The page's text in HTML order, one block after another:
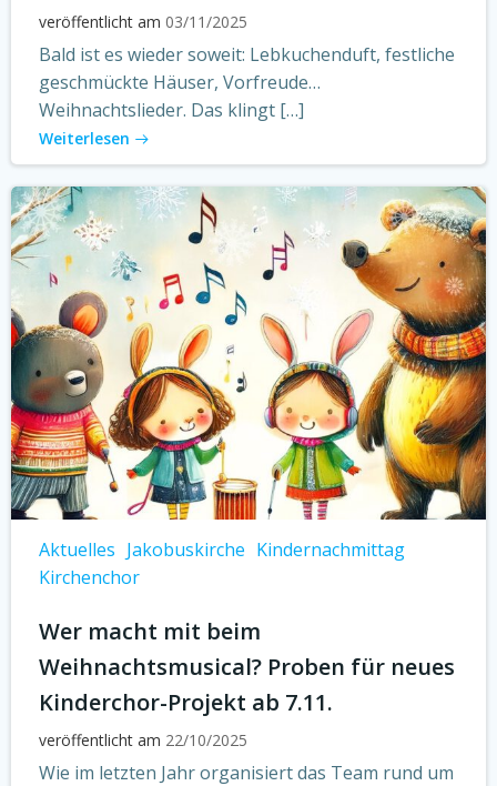
veröffentlicht am 03/11/2025
Bald ist es wieder soweit: Lebkuchenduft, festliche
geschmückte Häuser, Vorfreude…
Weihnachtslieder. Das klingt […]
Weiterlesen
Aktuelles Jakobuskirche Kindernachmittag
Kirchenchor
Wer macht mit beim
Weihnachtsmusical? Proben für neues
Kinderchor-Projekt ab 7.11.
veröffentlicht am 22/10/2025
Wie im letzten Jahr organisiert das Team rund um